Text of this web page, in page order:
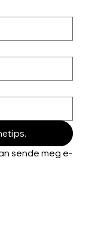
sende meg e-